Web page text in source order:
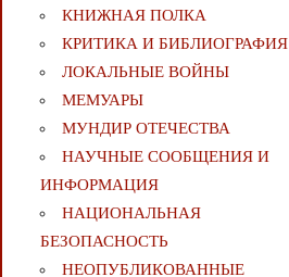
КНИЖНАЯ ПОЛКА
КРИТИКА И БИБЛИОГРАФИЯ
ЛОКАЛЬНЫЕ ВОЙНЫ
МЕМУАРЫ
МУНДИР ОТЕЧЕСТВА
НАУЧНЫЕ СООБЩЕНИЯ И
ИНФОРМАЦИЯ
НАЦИОНАЛЬНАЯ
БЕЗОПАСНОСТЬ
НЕОПУБЛИКОВАННЫЕ